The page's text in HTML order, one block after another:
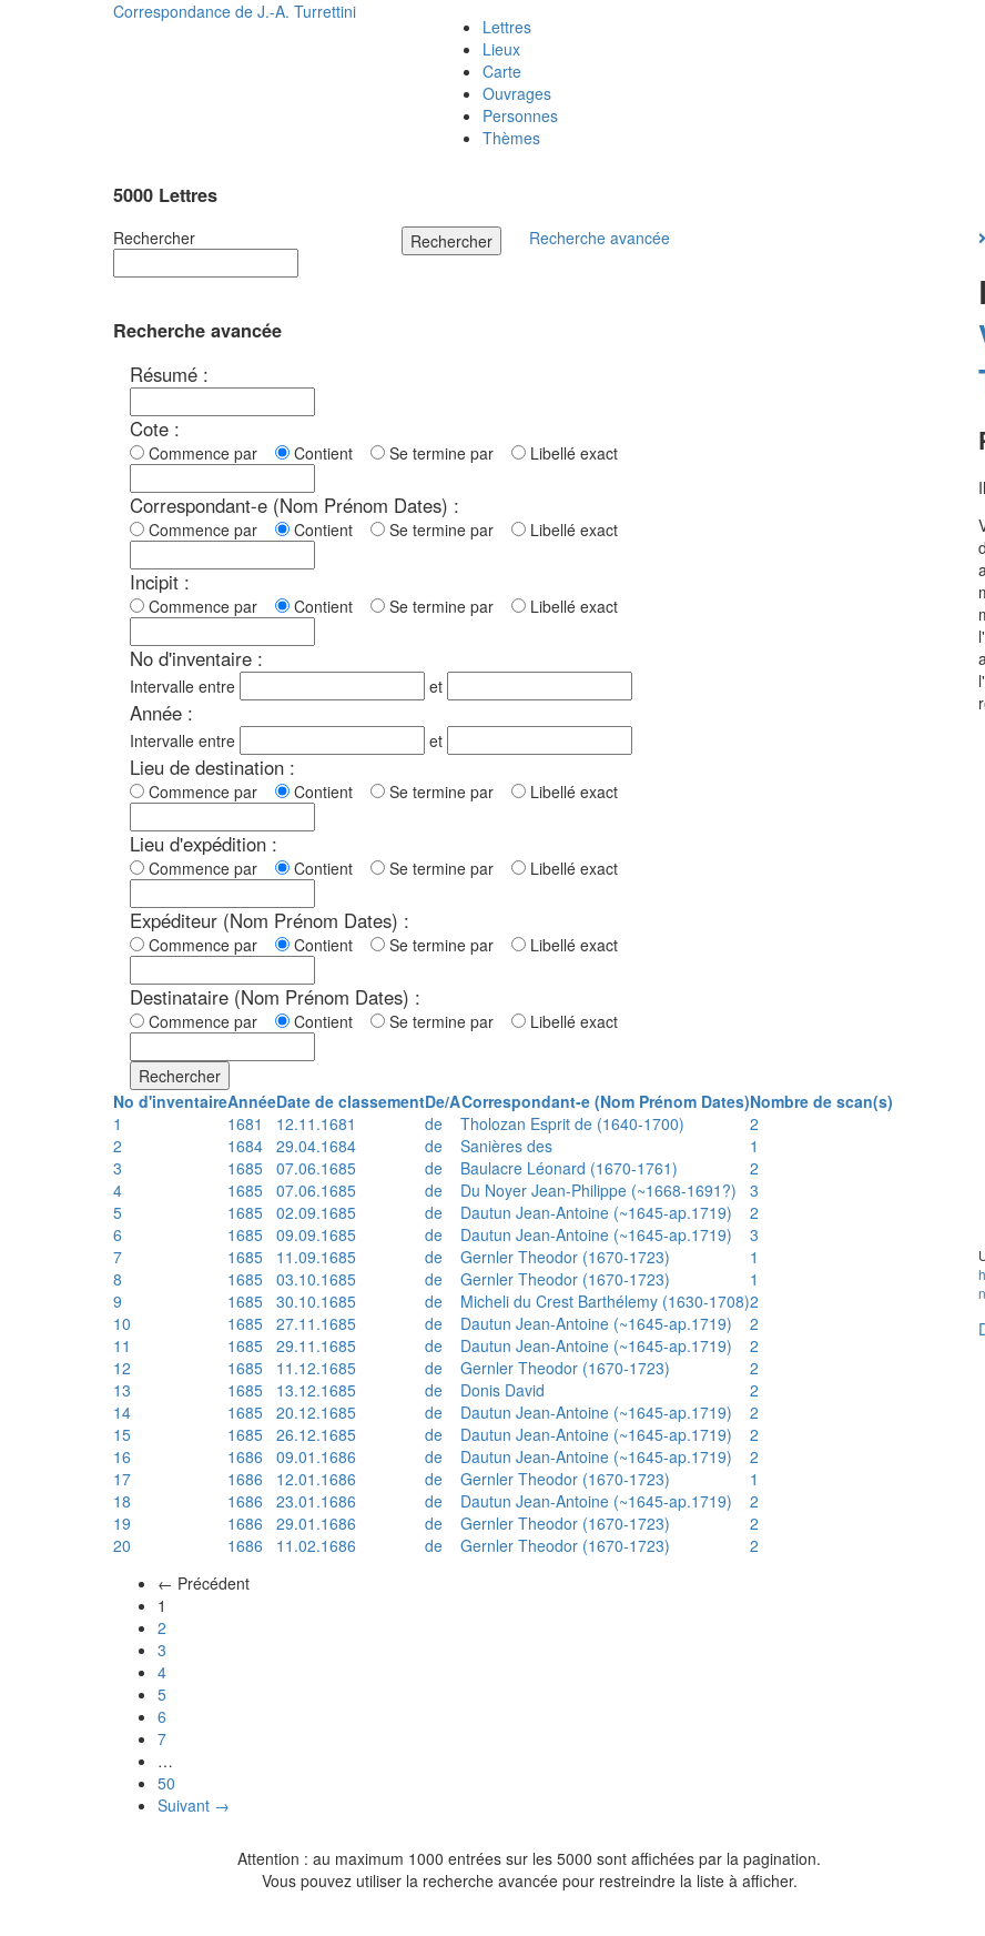
Correspondance de J.-A. Turrettini
Lettres
Lieux
Carte
Ouvrages
Personnes
Thèmes
5000 Lettres
Rechercher Rechercher Recherche avancée
Recherche avancée
Résumé :
Cote :
Commence par Contient Se termine par Libellé exact
Correspondant-e (Nom Prénom Dates) :
Commence par Contient Se termine par Libellé exact
Incipit :
Commence par Contient Se termine par Libellé exact
No d'inventaire :
Intervalle entre et
Année :
Intervalle entre et
Lieu de destination :
Commence par Contient Se termine par Libellé exact
Lieu d'expédition :
Commence par Contient Se termine par Libellé exact
Expéditeur (Nom Prénom Dates) :
Commence par Contient Se termine par Libellé exact
Destinataire (Nom Prénom Dates) :
Commence par Contient Se termine par Libellé exact
Rechercher
No d'inventaireAnnéeDate de classementDe/ACorrespondant-e (Nom Prénom Dates)Nombre de scan(s)
1
1681 12.11.1681 de Tholozan Esprit de (1640-1700)
2
2
1684 29.04.1684 de Sanières des
1
3
1685 07.06.1685 de Baulacre Léonard (1670-1761)
2
4
1685 07.06.1685 de Du Noyer Jean-Philippe (~1668-1691?)
3
5
1685 02.09.1685 de Dautun Jean-Antoine (~1645-ap.1719)
2
6
1685 09.09.1685 de Dautun Jean-Antoine (~1645-ap.1719)
3
7
1685 11.09.1685 de Gernler Theodor (1670-1723)
1
8
1685 03.10.1685 de Gernler Theodor (1670-1723)
1
9
1685 30.10.1685 de Micheli du Crest Barthélemy (1630-1708)2
10
1685 27.11.1685 de Dautun Jean-Antoine (~1645-ap.1719)
2
11
1685 29.11.1685 de Dautun Jean-Antoine (~1645-ap.1719)
2
12
1685 11.12.1685 de Gernler Theodor (1670-1723)
2
13
1685 13.12.1685 de Donis David
2
14
1685 20.12.1685 de Dautun Jean-Antoine (~1645-ap.1719)
2
15
1685 26.12.1685 de Dautun Jean-Antoine (~1645-ap.1719)
2
16
1686 09.01.1686 de Dautun Jean-Antoine (~1645-ap.1719)
2
17
1686 12.01.1686 de Gernler Theodor (1670-1723)
1
18
1686 23.01.1686 de Dautun Jean-Antoine (~1645-ap.1719)
2
19
1686 29.01.1686 de Gernler Theodor (1670-1723)
2
20
1686 11.02.1686 de Gernler Theodor (1670-1723)
2
← Précédent
1
2
3
4
5
6
7
…
50
Suivant →
Attention : au maximum 1000 entrées sur les 5000 sont affichées par la pagination.
Vous pouvez utiliser la recherche avancée pour restreindre la liste à afficher.